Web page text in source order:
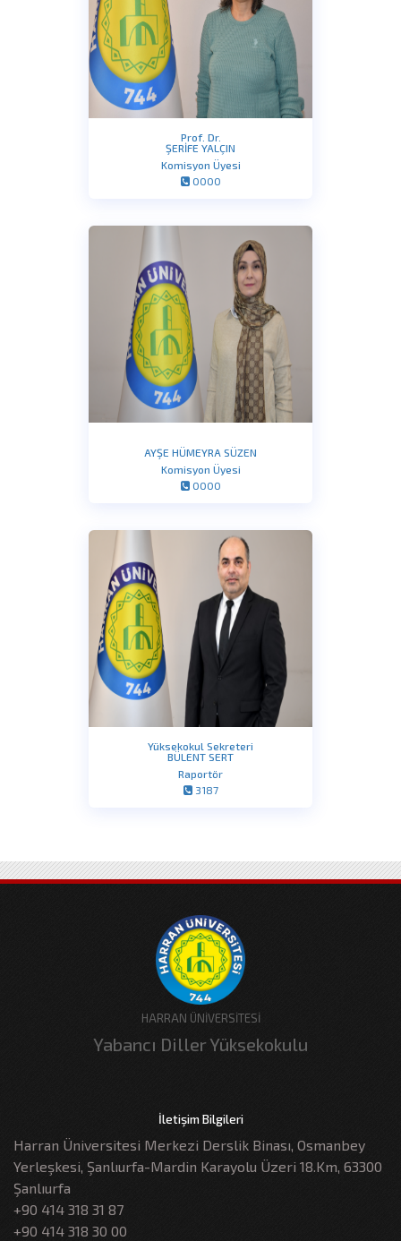
HARRAN ÜNİVERSİTESİ
Yabancı Diller Yüksekokulu
İletişim Bilgileri
Harran Üniversitesi Merkezi Derslik Binası, Osmanbey
Yerleşkesi, Şanlıurfa-Mardin Karayolu Üzeri 18.Km, 63300
Şanlıurfa
+90 414 318 31 87
+90 414 318 30 00